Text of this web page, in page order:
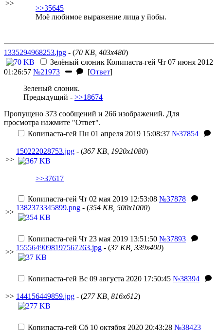
>>
>>35645
Моё любимое выражение лица у йобы.
1335294968253.jpg - (70 KB, 403x480)
Зелёный слоник Копипаста-гей Чт 07 июня 2012
01:26:57 №21973 [Ответ]
Зеленый слоник.
Предыдущий - >>18674
Пропущено 373 сообщений и 266 изображений. Для
просмотра нажмите "Ответ".
>>
Копипаста-гей Пн 01 апреля 2019 15:08:37 №37854
150222028753.jpg - (367 KB, 1920x1080)
>>37617
>>
Копипаста-гей Чт 02 мая 2019 12:53:08 №37878
1382373345899.png - (354 KB, 500x1000)
>>
Копипаста-гей Чт 23 мая 2019 13:51:50 №37893
1555649098197567263.jpg - (37 KB, 339x400)
>>
Копипаста-гей Вс 09 августа 2020 17:50:45 №38394
144156449859.jpg - (277 KB, 816x612)
Копипаста-гей Сб 10 октября 2020 20:43:28 №38423